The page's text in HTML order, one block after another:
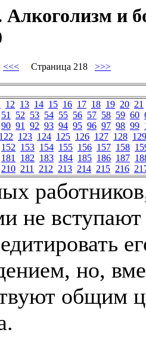
и
<<< Страница 218 >>>
12 13 14 15 16 17 18 19 20 21
51 52 53 54 55 56 57 58 59 60
90 91 92 93 94 95 96 97 98 99
122 123 124 125 126 127 128 129
152 153 154 155 156 157 158
181 182 183 184 185 186 187
210 211 212 213 214 215 216
не
но,
общим